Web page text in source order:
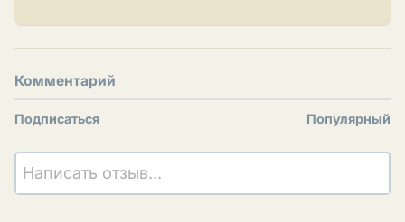
Комментарий
Подписаться Популярный
Написать отзыв...